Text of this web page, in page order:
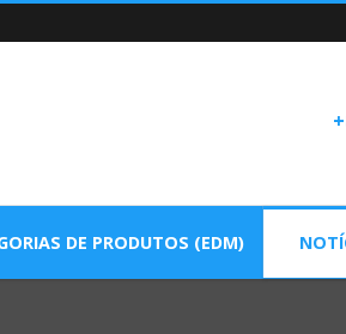
DE PRODUTOS (EDM)